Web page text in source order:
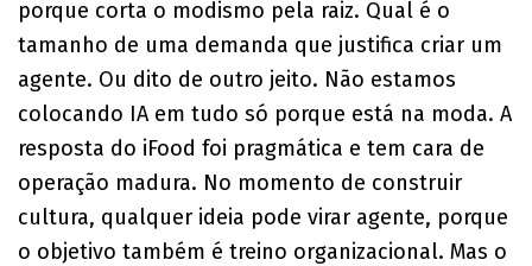
porque corta o modismo pela raiz. Qual é o
tamanho de uma demanda que justifica criar um
agente. Ou dito de outro jeito. Não estamos
colocando IA em tudo só porque está na moda. A
resposta do iFood foi pragmática e tem cara de
operação madura. No momento de construir
cultura, qualquer ideia pode virar agente, porque
o objetivo também é treino organizacional. Mas o